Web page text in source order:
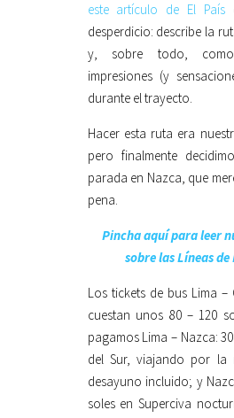
este artículo de El País
desperdicio: describe la
y, sobre todo,
impresiones (y
durante el trayecto.
Hacer esta ruta era
pero finalmente
parada en Nazca, que
pena.
Pincha aquí para leer
sobre las Líneas de
Los tickets de bus Lima –
cuestan unos 80 – 120
pagamos Lima – Nazca:
del Sur, viajando por la
desayuno incluido; y
soles en Superciva